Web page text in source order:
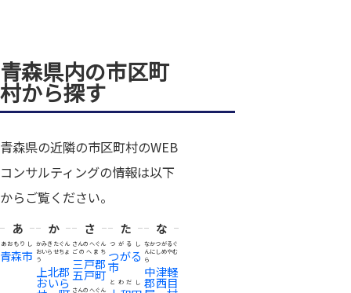
青森県内の市区町
村から探す
青森県の近隣の市区町村のWEB
コンサルティングの情報は以下
からご覧ください。
あ
青森市
あおもりし
か
上北郡
おいら
かみきたぐん
おいらせちょ
う
さ
三戸郡
五戸町
さんのへぐん
ごのへまち
さんのへぐん
た
つがる
市
つがるし
とわだし
な
中津軽
郡西目
なかつがるぐ
んにしめやむ
ら